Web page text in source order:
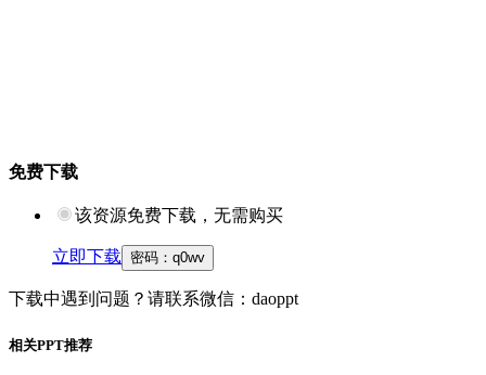
免费下载
该资源免费下载，无需购买
立即下载 密码： q0wv
下载中遇到问题？请联系微信：daoppt
相关PPT推荐